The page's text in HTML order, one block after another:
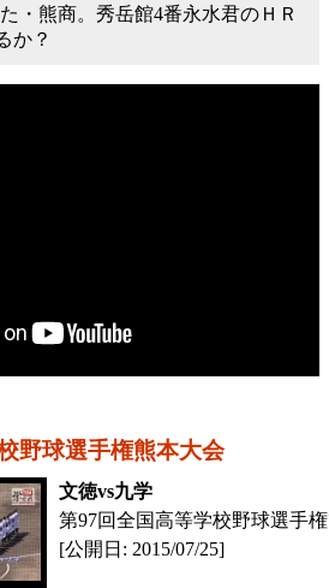
・熊商­。秀岳館4番永水君のＨＲ
か？
野球選手権熊本大会
文徳vs九学
第97回全国高等学校野球選手
[公開日: 2015/07/25]